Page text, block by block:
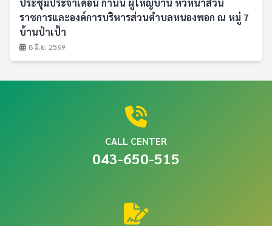
ประชุมประจำเดือน กำนัน ผู้ใหญ่บ้าน หัวหน้าส่วน
ราชการและองค์การบริหารส่วนตำบลหนองพอก ณ หมู่ 7
บ้านป่าเป้า
8 มิ.ย. 2569
CALL CENTER
043-650-515